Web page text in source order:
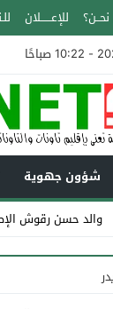
نحــن؟ للإعــــــلان
شؤون جهوية
والد حسن رقوش الإطار
Stop
Previous